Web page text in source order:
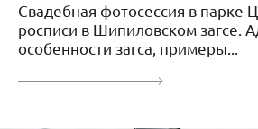
Свадебная фотосессия в парке
росписи в Шипиловском загсе.
особенности загса, примеры...